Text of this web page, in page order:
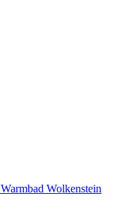
Wolkenstein